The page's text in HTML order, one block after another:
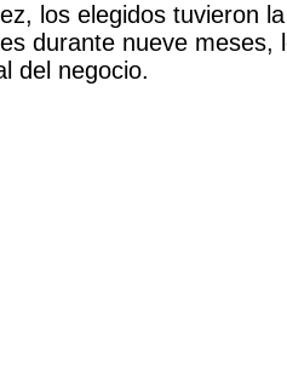
los elegidos tuvieron
durante nueve meses,
del negocio.